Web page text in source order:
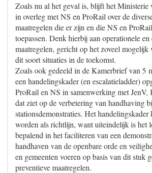
Zoals nu al het geval is, blijft het Ministerie
in overleg met NS en ProRail over de
maatregelen die er zijn en die NS en
toepassen. Denk hierbij aan operationele
maatregelen, gericht op het zoveel mogelijk
dit soort situaties in de toekomst.
Zoals ook gedeeld in de Kamerbrief van 5
een handelingskader (en escalatieladder)
ProRail en NS in samenwerking met
dat ziet op de verbetering van handhaving
stationsdemonstraties. Het handelingskader
worden als richtlijn, want uiteindelijk is het
bepalend in het faciliteren van een
handhaven van de openbare orde en
en gemeenten voeren op basis van dit stuk
preventieve maatregelen.